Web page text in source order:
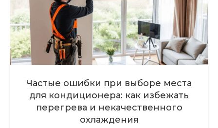
Частые ошибки при выборе места
для кондиционера: как избежать
перегрева и некачественного
охлаждения